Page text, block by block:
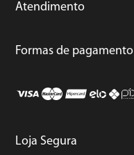
Atendimento
Formas de pagamento
Loja Segura